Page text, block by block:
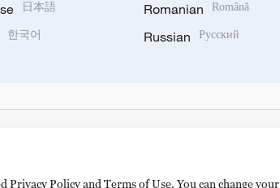
日本語
한국어
Romanian Română
Russian Русский
Policy and Terms of Use. You can change your